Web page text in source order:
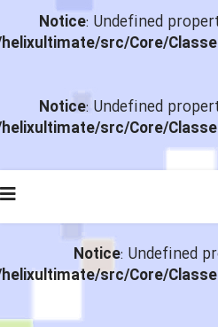
Notice: Undefined
src/Core/
Notice: Undefined
src/Core/
Notice: Undefined
src/Core/